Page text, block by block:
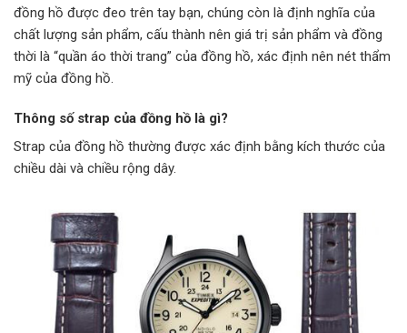
đồng hồ được đeo trên tay bạn, chúng còn là định nghĩa của
chất lượng sản phẩm, cấu thành nên giá trị sản phẩm và đồng
thời là “quần áo thời trang” của đồng hồ, xác định nên nét thẩm
mỹ của đồng hồ.
Thông số strap của đồng hồ là gì?
Strap của đồng hồ thường được xác định bằng kích thước của
chiều dài và chiều rộng dây.